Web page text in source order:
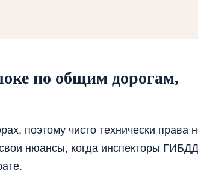
по общим дорогам,
поэтому чисто технически права
нюансы, когда инспекторы